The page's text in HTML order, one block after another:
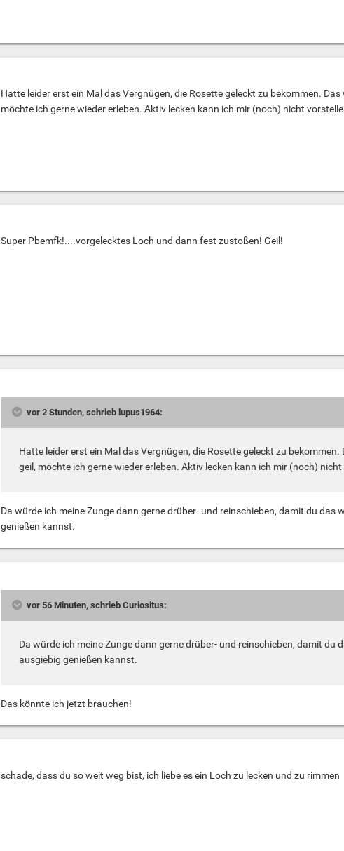
Hatte leider erst ein Mal das Vergnügen, die Rosette geleckt zu bekommen. Das
möchte ich gerne wieder erleben. Aktiv lecken kann ich mir (noch) nicht
Super Pbemfk!....vorgelecktes Loch und dann fest zustoßen! Geil!
vor 2 Stunden, schrieb lupus1964:
Hatte leider erst ein Mal das Vergnügen, die Rosette geleckt zu bekommen.
geil, möchte ich gerne wieder erleben. Aktiv lecken kann ich mir (noch)
Da würde ich meine Zunge dann gerne drüber- und reinschieben, damit du das
genießen kannst.
vor 56 Minuten, schrieb Curiositus:
Da würde ich meine Zunge dann gerne drüber- und reinschieben, damit du
ausgiebig genießen kannst.
Das könnte ich jetzt brauchen!
schade, dass du so weit weg bist, ich liebe es ein Loch zu lecken und zu rimmen